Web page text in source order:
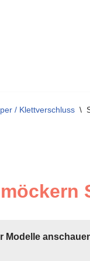
/ Klettverschluss \
Modelle